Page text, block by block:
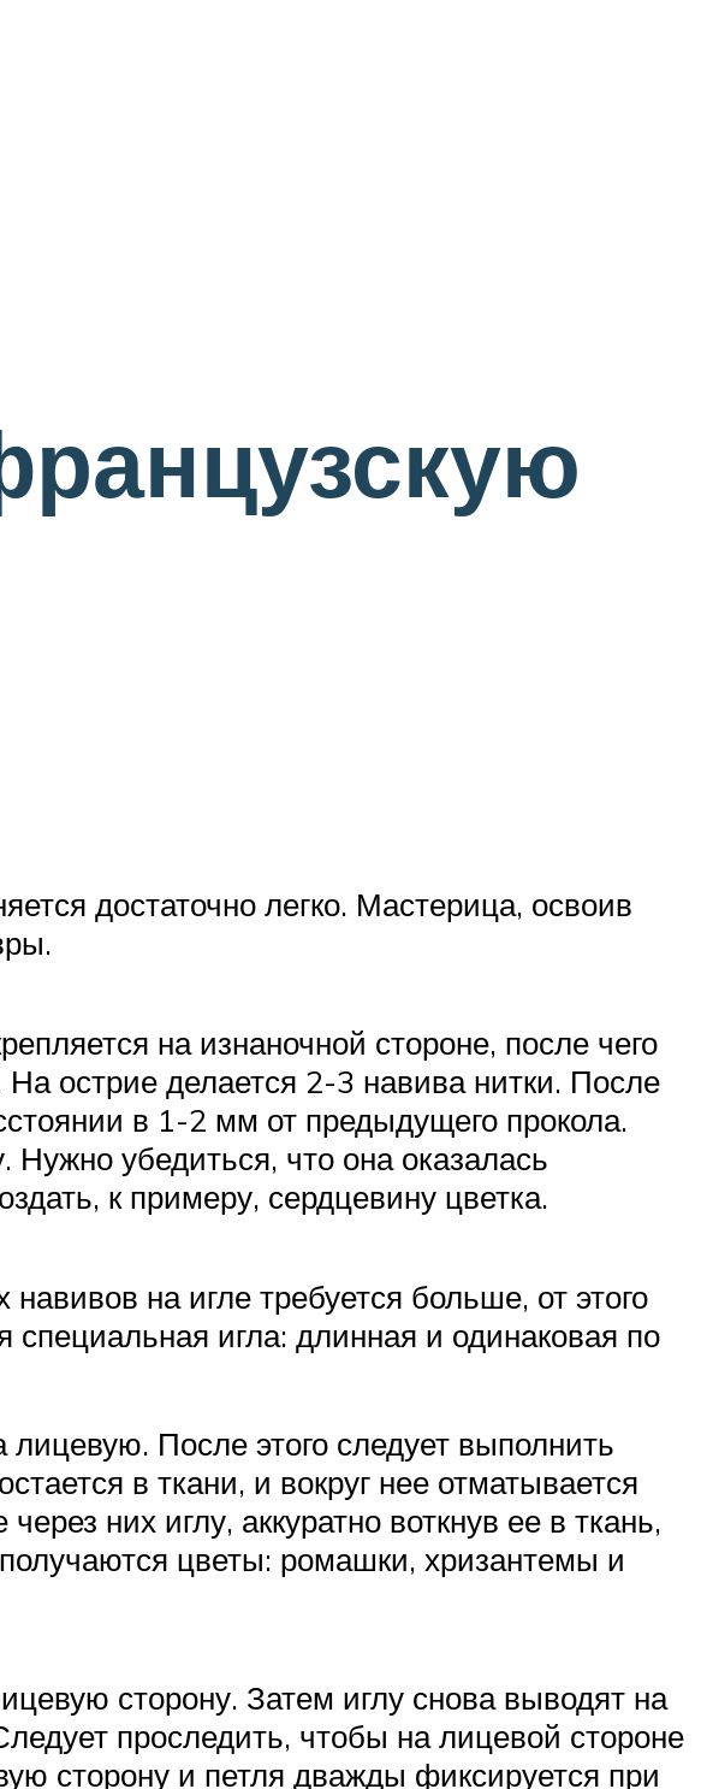
достаточно легко. Мастерица, освоив
на изнаночной стороне, после чего
острие делается 2-3 навива нитки. После
в 1-2 мм от предыдущего прокола.
Нужно убедиться, что она оказалась
к примеру, сердцевину цветка.
на игле требуется больше, от этого
игла: длинная и одинаковая по
После этого следует выполнить
в ткани, и вокруг нее отматывается
них иглу, аккуратно воткнув ее в ткань,
цветы: ромашки, хризантемы и
сторону. Затем иглу снова выводят на
проследить, чтобы на лицевой стороне
сторону и петля дважды фиксируется при